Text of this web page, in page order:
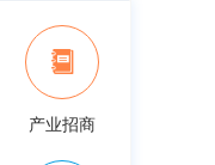
产业招商